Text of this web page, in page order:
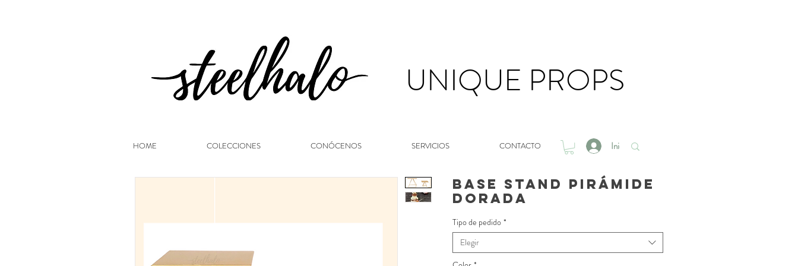
UNIQUE PROPS
HOME COLECCIONES CONÓCENOS SERVICIOS CONTACTO Iniciar sesión
Base Stand Pirámide
dorada
Tipo de pedido *
Elegir